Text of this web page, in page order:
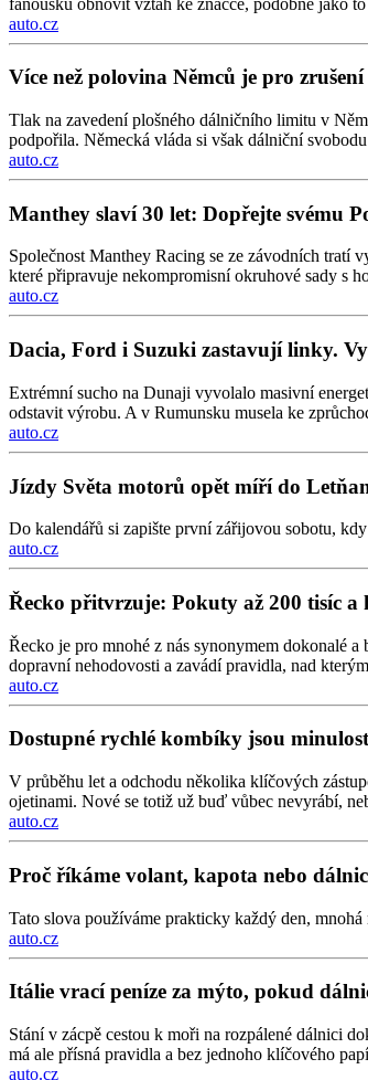
auto.cz
Více než polovina Němců je pro
Tlak na zavedení plošného dálničního limitu v
podpořila. Německá vláda si však dálniční
auto.cz
Manthey slaví 30 let: Dopřejte svému
Společnost Manthey Racing se ze závodních tratí
které připravuje nekompromisní okruhové sady s
auto.cz
Dacia, Ford i Suzuki zastavují linky.
Extrémní sucho na Dunaji vyvolalo masivní
odstavit výrobu. A v Rumunsku musela ke
auto.cz
Jízdy Světa motorů opět míří do
Do kalendářů si zapište první zářijovou sobotu,
auto.cz
Řecko přitvrzuje: Pokuty až 200 tisíc a
Řecko je pro mnohé z nás synonymem dokonalé
dopravní nehodovosti a zavádí pravidla, nad
auto.cz
Dostupné rychlé kombíky jsou
V průběhu let a odchodu několika klíčových
ojetinami. Nové se totiž už buď vůbec nevyrábí,
auto.cz
Proč říkáme volant, kapota nebo
Tato slova používáme prakticky každý den,
auto.cz
Itálie vrací peníze za mýto, pokud
Stání v zácpě cestou k moři na rozpálené dálnici
má ale přísná pravidla a bez jednoho klíčového
auto.cz